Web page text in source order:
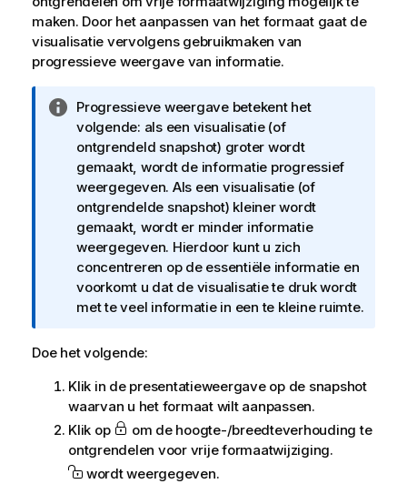
maken. Door het aanpassen van het formaat gaat de
visualisatie vervolgens gebruikmaken van
progressieve weergave van informatie.
I
n
f
o
r
m
a
t
i
e
Progressieve weergave betekent het
volgende: als een visualisatie (of
ontgrendeld snapshot) groter wordt
gemaakt, wordt de informatie progressief
weergegeven. Als een visualisatie (of
ontgrendelde snapshot) kleiner wordt
gemaakt, wordt er minder informatie
weergegeven. Hierdoor kunt u zich
concentreren op de essentiële informatie en
voorkomt u dat de visualisatie te druk wordt
met te veel informatie in een te kleine ruimte.
Doe het volgende:
Klik in de presentatieweergave op de snapshot
waarvan u het formaat wilt aanpassen.
Klik op
om de hoogte-/breedteverhouding te
ontgrendelen voor vrije formaatwijziging.
wordt weergegeven.